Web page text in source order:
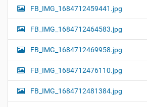
FB_IMG_1684712459441.jpg
FB_IMG_1684712464583.jpg
FB_IMG_1684712469958.jpg
FB_IMG_1684712476110.jpg
FB_IMG_1684712481384.jpg